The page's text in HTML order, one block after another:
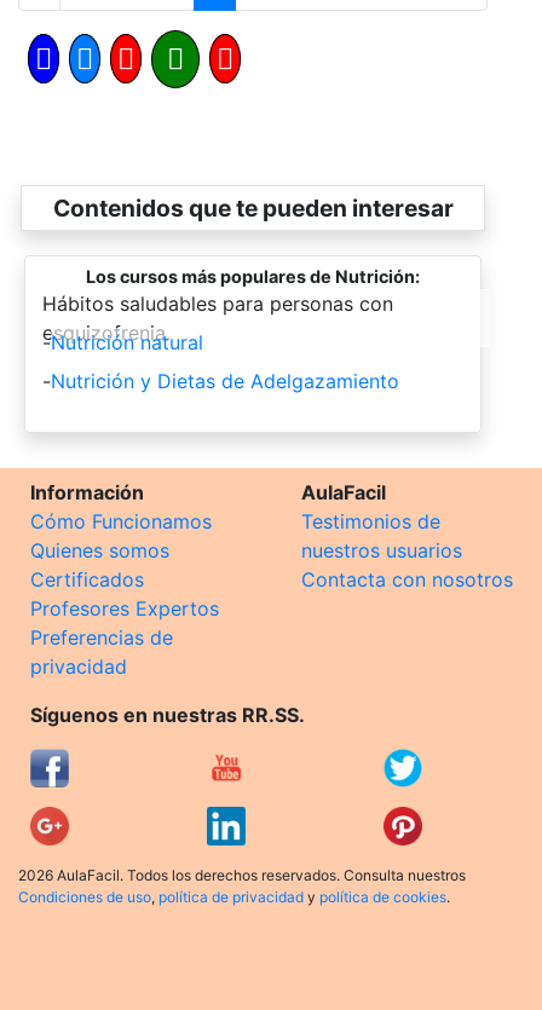
Contenidos que te pueden interesar
Los cursos más populares de Nutrición:
-
Hábitos saludables para personas con
esquizofrenia.
-Nutrición natural
-Nutrición y Dietas de Adelgazamiento
Información
Cómo Funcionamos
Quienes somos
Certificados
Profesores Expertos
Preferencias de
privacidad
AulaFacil
Testimonios de
nuestros usuarios
Contacta con nosotros
Síguenos en nuestras RR.SS.
2026 AulaFacil. Todos los derechos reservados. Consulta nuestros
Condiciones de uso, política de privacidad y política de cookies.